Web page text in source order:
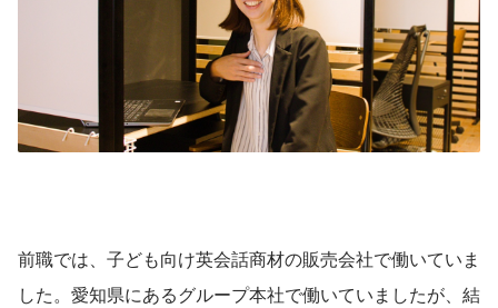
前職では、子ども向け英会話商材の販売会社で働いていま
した。愛知県にあるグループ本社で働いていましたが、結